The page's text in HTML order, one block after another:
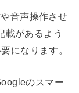
音声操作させ
載があるよう
要になります。
のスマー